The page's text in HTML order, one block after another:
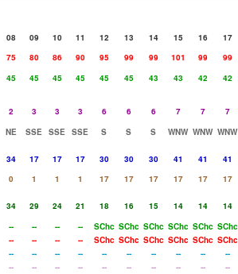
08 09 10 11 12 13 14 15 16 17
75 80 86 90 95 99 99 101 99 99
45 45 45 45 45 45 43 43 42 42
2 3 3 3 6 6 6 7 7 7
NE SSE SSE SSE S S S WNW WNW WNW
34 17 17 17 30 30 30 41 41 41
0 1 1 1 17 17 17 17 17 17
34 29 24 21 18 16 15 14 14 14
-- -- -- -- SChc SChc SChc SChc SChc SChc
-- -- -- -- SChc SChc SChc SChc SChc SChc
-- -- -- -- -- -- -- -- -- --
-- -- -- -- -- -- -- -- -- --